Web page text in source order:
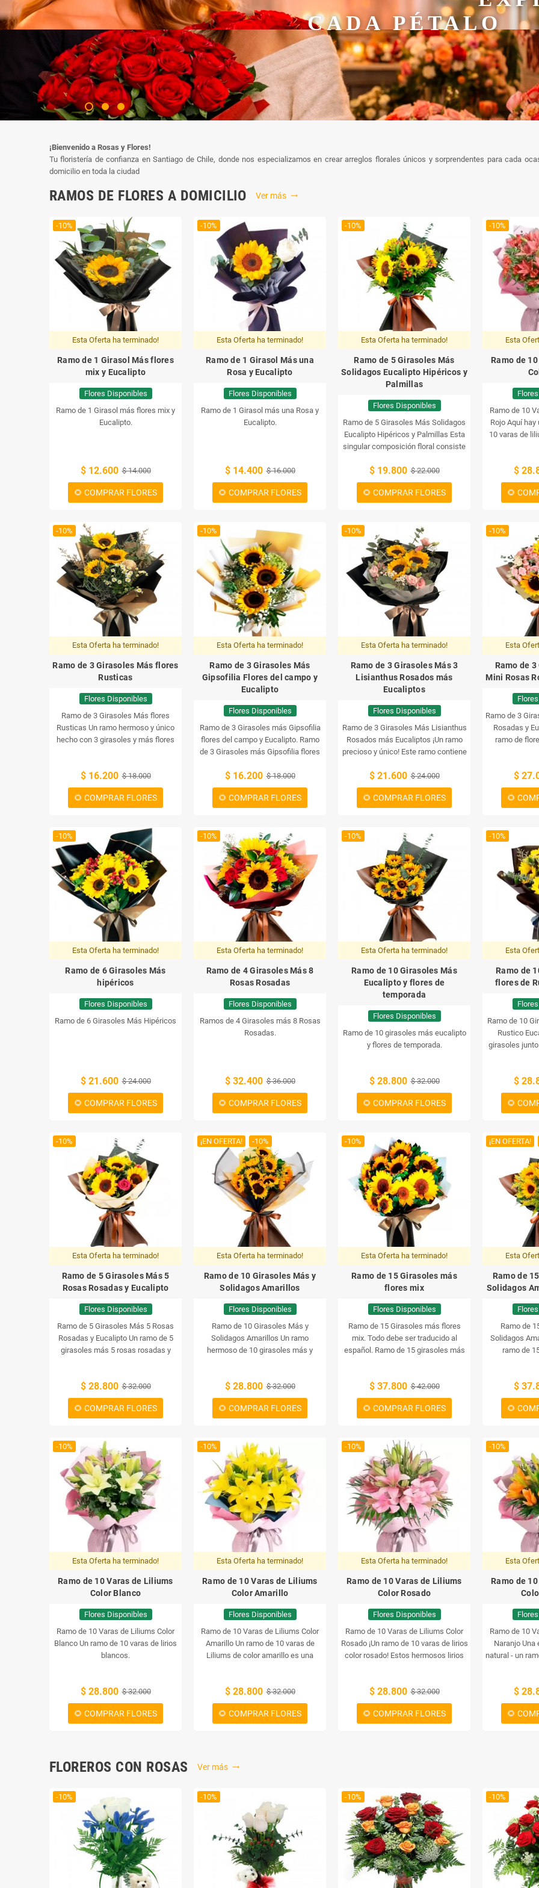
ROSAS ROJAS, UN
AMOR
¡Bienvenido a Rosas y Flores!
Tu floristería de confianza en Santiago de Chile, donde nos especializamos en crear arreglos florales únicos y sorprendentes para cada
domicilio en toda la ciudad
RAMOS DE FLORES A DOMICILIO Ver más trending_flat
-10%
Esta Oferta ha terminado!
Ramo de 1 Girasol Más flores
mix y Eucalipto
Flores Disponibles
Ramo de 1 Girasol más flores mix y
Eucalipto.
$ 12.600 $ 14.000
🌻 COMPRAR FLORES
-10%
Esta Oferta ha terminado!
Ramo de 1 Girasol Más una
Rosa y Eucalipto
Flores Disponibles
Ramo de 1 Girasol más una Rosa y
Eucalipto.
$ 14.400 $ 16.000
🌻 COMPRAR FLORES
-10%
Esta Oferta ha terminado!
Ramo de 5 Girasoles Más
Solidagos Eucalipto Hipéricos y
Palmillas
Flores Disponibles
Ramo de 5 Girasoles Más Solidagos
Eucalipto Hipéricos y Palmillas Esta
singular composición floral consiste
solidagos, eucalipto hipéricos y
palmillas. ¡Es una combinación única
y adornará cualquier lugar!
$ 19.800 $ 22.000
🌻 COMPRAR FLORES
-10%
Esta
Ramo de
Ramo de 10
RojoAquí hay
10 varas de
$
🌻
-10%
Esta Oferta ha terminado!
Ramo de 3 Girasoles Más flores
Rusticas
Flores Disponibles
Ramo de 3 Girasoles Más flores
Rusticas Un ramo hermoso y único
hecho con 3 girasoles y más flores
precioso hecho con 3 girasoles y
más flores rústicas. Un perfecto
regalo para añadir un toque de color y
$ 16.200 $ 18.000
🌻 COMPRAR FLORES
-10%
Esta Oferta ha terminado!
Ramo de 3 Girasoles Más
Gipsofilia Flores del campo y
Eucalipto
Flores Disponibles
Ramo de 3 Girasoles más Gipsofilia
flores del campo y Eucalipto. Ramo
de 3 Girasoles más Gipsofilia flores
$ 16.200 $ 18.000
🌻 COMPRAR FLORES
-10%
Esta Oferta ha terminado!
Ramo de 3 Girasoles Más 3
Lisianthus Rosados más
Eucaliptos
Flores Disponibles
Ramo de 3 Girasoles Más Lisianthus
Rosados más Eucaliptos ¡Un ramo
precioso y único! Este ramo contiene
eucaliptos. Una combinación de
flores mágica que hará que cualquier
día sea especial.
$ 21.600 $ 24.000
🌻 COMPRAR FLORES
-10%
Esta
Ramo de
Mini Rosas
Ramo de 3
Rosadas y
ramo de
$
🌻
-10%
Esta Oferta ha terminado!
Ramo de 6 Girasoles Más
hipéricos
Flores Disponibles
Ramo de 6 Girasoles Más Hipéricos
$ 21.600 $ 24.000
🌻 COMPRAR FLORES
-10%
Esta Oferta ha terminado!
Ramo de 4 Girasoles Más 8
Rosas Rosadas
Flores Disponibles
Ramos de 4 Girasoles más 8 Rosas
Rosadas.
$ 32.400 $ 36.000
🌻 COMPRAR FLORES
-10%
Esta Oferta ha terminado!
Ramo de 10 Girasoles Más
Eucalipto y flores de
temporada
Flores Disponibles
Ramo de 10 girasoles más eucalipto
y flores de temporada.
$ 28.800 $ 32.000
🌻 COMPRAR FLORES
-10%
Esta
Ramo de
flores de
Ramo de 10
Rustico
girasoles
$
🌻
-10%
Esta Oferta ha terminado!
Ramo de 5 Girasoles Más 5
Rosas Rosadas y Eucalipto
Flores Disponibles
Ramo de 5 Girasoles Más 5 Rosas
Rosadas y EucaliptoUn ramo de 5
girasoles más 5 rosas rosadas y
de 5 girasoles, 5 rosas rosadas y una
rama de eucalipto es una hermosa
manera de decir "Te quiero" a alguien
$ 28.800 $ 32.000
🌻 COMPRAR FLORES
¡EN OFERTA! -10%
Esta Oferta ha terminado!
Ramo de 10 Girasoles Más y
Solidagos Amarillos
Flores Disponibles
Ramo de 10 Girasoles Más y
Solidagos Amarillos Un ramo
hermoso de 10 girasoles más y
flores brillantes alegrarán cualquier
espacio con su color amarillo intenso
y sus tonos de verde brillante. Un
de cualquiera que lo vea.
$ 28.800 $ 32.000
🌻 COMPRAR FLORES
-10%
Esta Oferta ha terminado!
Ramo de 15 Girasoles más
flores mix
Flores Disponibles
Ramo de 15 Girasoles más flores
mix. Todo debe ser traducido al
español. Ramo de 15 girasoles más
$ 37.800 $ 42.000
🌻 COMPRAR FLORES
¡EN OFERTA!
Esta
Ramo de
Solidagos
Ramo de
Solidagos
ramo de
brillo amarillo
tonos dorados
verdes
$
🌻
-10%
Esta Oferta ha terminado!
Ramo de 10 Varas de Liliums
Color Blanco
Flores Disponibles
Ramo de 10 Varas de Liliums Color
Blanco Un ramo de 10 varas de lirios
blancos.
$ 28.800 $ 32.000
🌻 COMPRAR FLORES
-10%
Esta Oferta ha terminado!
Ramo de 10 Varas de Liliums
Color Amarillo
Flores Disponibles
Ramo de 10 Varas de Liliums Color
AmarilloUn ramo de 10 varas de
Liliums de color amarillo es una
de color a cualquier habitación. Los
lirios amarillos tienen una
significación especial en muchas
$ 28.800 $ 32.000
🌻 COMPRAR FLORES
-10%
Esta Oferta ha terminado!
Ramo de 10 Varas de Liliums
Color Rosado
Flores Disponibles
Ramo de 10 Varas de Liliums Color
Rosado¡Un ramo de 10 varas de lirios
color rosado! Estos hermosos lirios
Estas varas de lirios tienen un aroma
suave y dulce, lo que los convierte en
la flor perfecta para cualquier
$ 28.800 $ 32.000
🌻 COMPRAR FLORES
-10%
Esta
Ramo de
Ramo de 10
Naranjo Una
natural - un
para$
🌻
FLOREROS CON ROSAS Ver más trending_flat
-10% -10% -10% -10%